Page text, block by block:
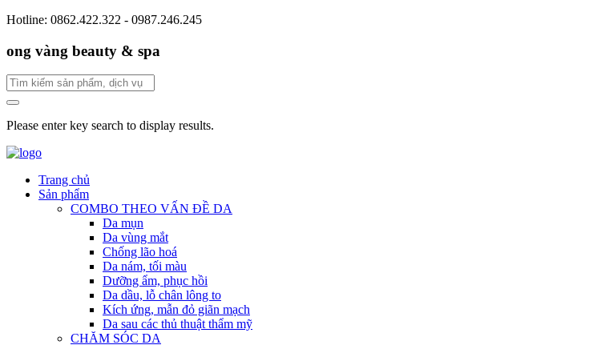
Hotline: 0862.422.322 - 0987.246.245
ong vàng beauty & spa
Please enter key search to display results.
Trang chủ
Sản phẩm
COMBO THEO VẤN ĐỀ DA
Da mụn
Da vùng mắt
Chống lão hoá
Da nám, tối màu
Dưỡng ẩm, phục hồi
Da dầu, lỗ chân lông to
Kích ứng, mẫn đỏ giãn mạch
Da sau các thủ thuật thẩm mỹ
CHĂM SÓC DA